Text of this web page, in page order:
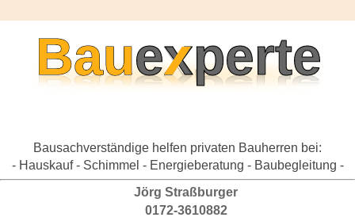
Bausachverständige helfen privaten Bauherren bei:
- Hauskauf - Schimmel - Energieberatung - Baubegleitung -
Jörg Straßburger
0172-3610882